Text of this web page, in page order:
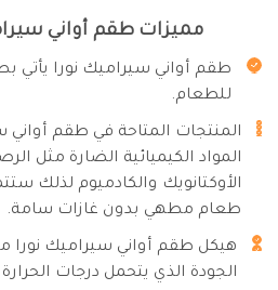
مميزات طقم أواني سيراميك
طقم أواني سيراميك نورا يأتي
للطعام.
المنتجات المتاحة في طقم أواني
المواد الكيميائية الضارة مثل
الأوكتانويك والكادميوم لذلك
طعام مطهي بدون غازات سامة.
هيكل طقم أواني سيراميك نورا
الجودة الذي يتحمل درجات الحرارة